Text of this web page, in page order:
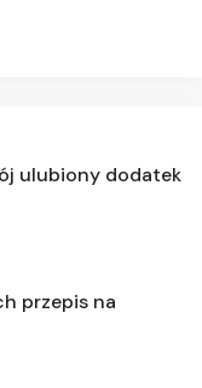
ulubiony dodatek
przepis na